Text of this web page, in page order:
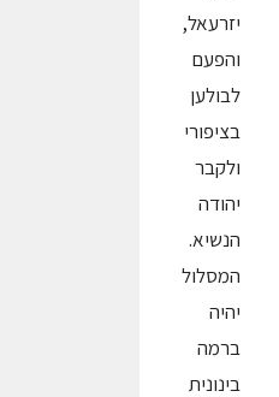
יזרעאל,
והפעם
לבולען
בציפורי
ולקבר
יהודה
הנשיא.
המסלול
יהיה
ברמה
בינונית